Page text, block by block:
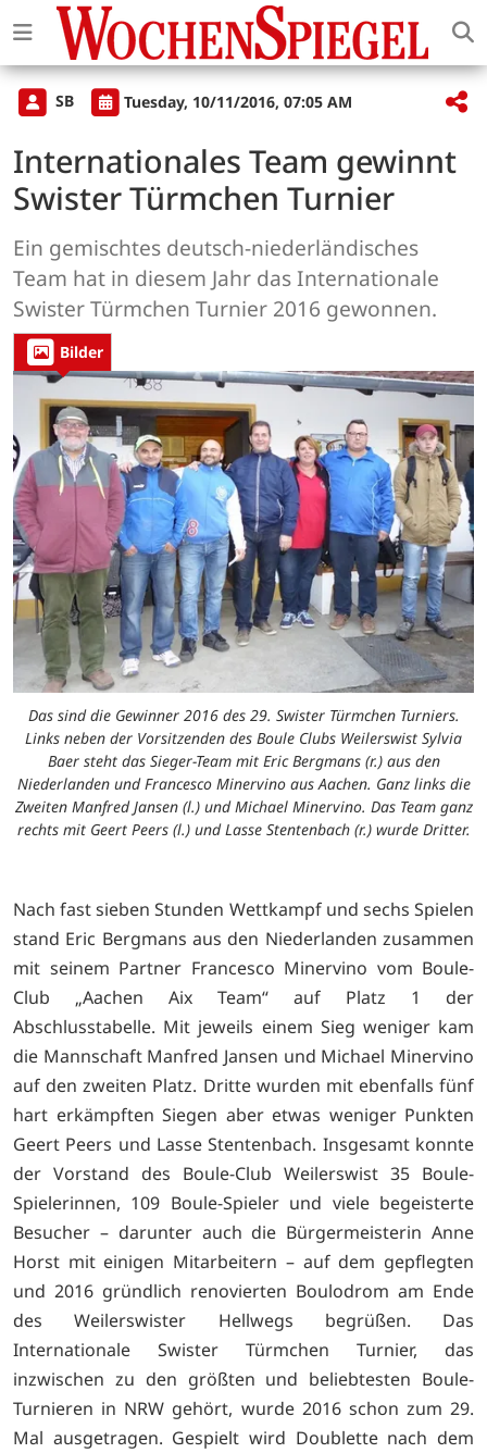
SB Tuesday, 10/11/2016, 07:05 AM
Internationales Team gewinnt
Swister Türmchen Turnier
Ein gemischtes deutsch-niederländisches
Team hat in diesem Jahr das Internationale
Swister Türmchen Turnier 2016 gewonnen.
Bilder
Das sind die Gewinner 2016 des 29. Swister Türmchen Turniers.
Links neben der Vorsitzenden des Boule Clubs Weilerswist Sylvia
Baer steht das Sieger-Team mit Eric Bergmans (r.) aus den
Niederlanden und Francesco Minervino aus Aachen. Ganz links die
Zweiten Manfred Jansen (l.) und Michael Minervino. Das Team ganz
rechts mit Geert Peers (l.) und Lasse Stentenbach (r.) wurde Dritter.
Nach fast sieben Stunden Wettkampf und sechs Spielen
stand Eric Bergmans aus den Niederlanden zusammen
mit seinem Partner Francesco Minervino vom Boule-
Club „Aachen Aix Team“ auf Platz 1 der
Abschlusstabelle. Mit jeweils einem Sieg weniger kam
die Mannschaft Manfred Jansen und Michael Minervino
auf den zweiten Platz. Dritte wurden mit ebenfalls fünf
hart erkämpften Siegen aber etwas weniger Punkten
Geert Peers und Lasse Stentenbach. Insgesamt konnte
der Vorstand des Boule-Club Weilerswist 35 Boule-
Spielerinnen, 109 Boule-Spieler und viele begeisterte
Besucher – darunter auch die Bürgermeisterin Anne
Horst mit einigen Mitarbeitern – auf dem gepflegten
und 2016 gründlich renovierten Boulodrom am Ende
des Weilerswister Hellwegs begrüßen. Das
Internationale Swister Türmchen Turnier, das
inzwischen zu den größten und beliebtesten Boule-
Turnieren in NRW gehört, wurde 2016 schon zum 29.
Mal ausgetragen. Gespielt wird Doublette nach dem